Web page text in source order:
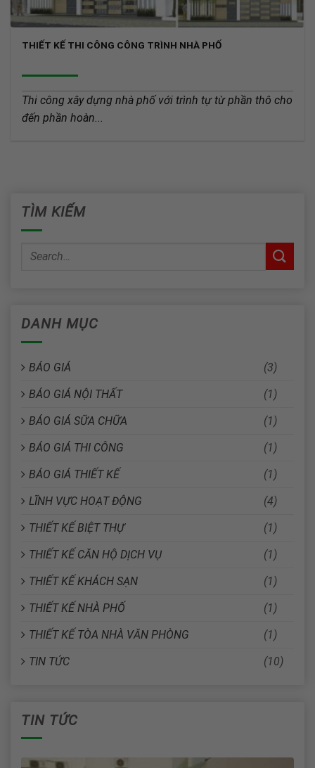
THIẾT KẾ THI CÔNG CÔNG TRÌNH NHÀ PHỐ
Thi công xây dựng nhà phố với trình tự từ phần thô cho
đến phần hoàn...
TÌM KIẾM
DANH MỤC
BÁO GIÁ
(3)
BÁO GIÁ NỘI THẤT
(1)
BÁO GIÁ SỮA CHỮA
(1)
BÁO GIÁ THI CÔNG
(1)
BÁO GIÁ THIẾT KẾ
(1)
LĨNH VỰC HOẠT ĐỘNG
(4)
THIẾT KẾ BIỆT THỰ
(1)
THIẾT KẾ CĂN HỘ DỊCH VỤ
(1)
THIẾT KẾ KHÁCH SẠN
(1)
THIẾT KẾ NHÀ PHỐ
(1)
THIẾT KẾ TÒA NHÀ VĂN PHÒNG
(1)
TIN TỨC
(10)
TIN TỨC